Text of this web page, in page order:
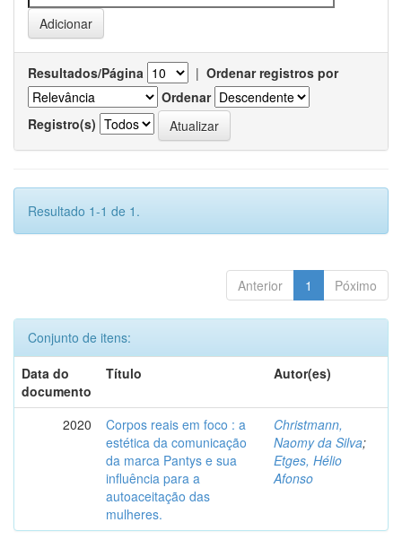
Resultados/Página | Ordenar registros por
Ordenar
Registro(s)
Resultado 1-1 de 1.
Anterior 1 Póximo
Conjunto de itens:
Data do
documento
Título Autor(es)
2020
Corpos reais em foco : a
estética da comunicação
da marca Pantys e sua
influência para a
autoaceitação das
mulheres.
Christmann,
Naomy da Silva;
Etges, Hélio
Afonso